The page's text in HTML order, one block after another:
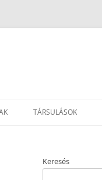
TÁRSULÁSOK
Keresés